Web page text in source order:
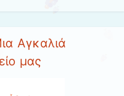
Αγκαλιά
μας